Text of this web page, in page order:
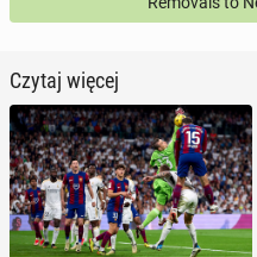
Czytaj więcej